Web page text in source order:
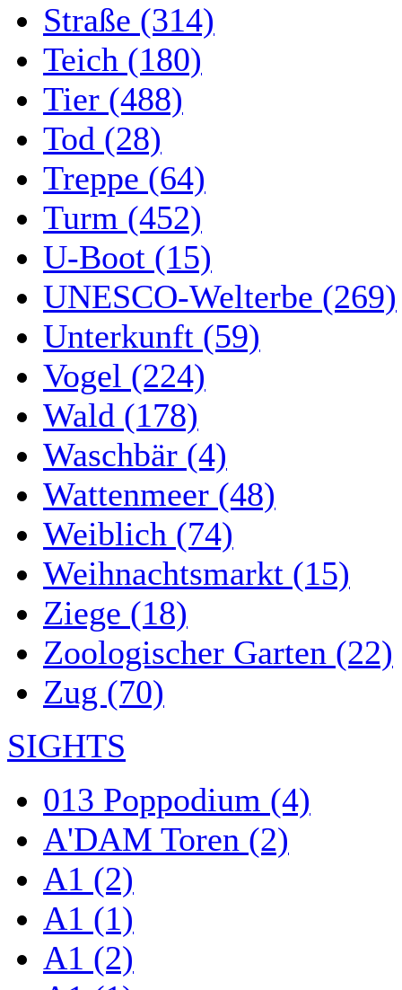
Straße (314)
Teich (180)
Tier (488)
Tod (28)
Treppe (64)
Turm (452)
U-Boot (15)
UNESCO-Welterbe (269)
Unterkunft (59)
Vogel (224)
Wald (178)
Waschbär (4)
Wattenmeer (48)
Weiblich (74)
Weihnachtsmarkt (15)
Ziege (18)
Zoologischer Garten (22)
Zug (70)
SIGHTS
013 Poppodium (4)
A'DAM Toren (2)
A1 (2)
A1 (1)
A1 (2)